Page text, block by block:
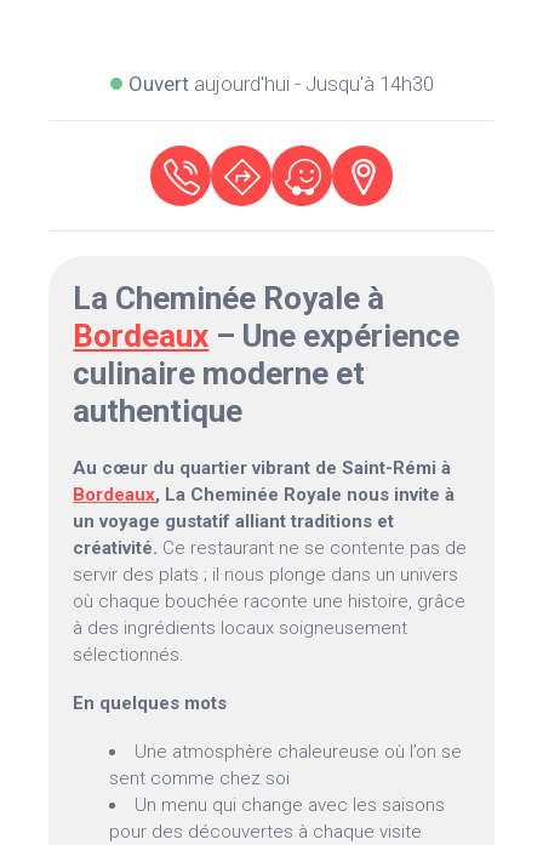
Ouvertaujourd'hui - Jusqu'à 14h30
La Cheminée Royale à
Bordeaux – Une expérience
culinaire moderne et
authentique
Au cœur du quartier vibrant de Saint-Rémi à
Bordeaux, La Cheminée Royale nous invite à
un voyage gustatif alliant traditions et
créativité. Ce restaurant ne se contente pas de
servir des plats ; il nous plonge dans un univers
où chaque bouchée raconte une histoire, grâce
à des ingrédients locaux soigneusement
sélectionnés.
En quelques mots
Une atmosphère chaleureuse où l’on se
sent comme chez soi
Un menu qui change avec les saisons
pour des découvertes à chaque visite